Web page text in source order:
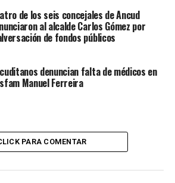
de los seis concejales de Ancud
al alcalde Carlos Gómez por
de fondos públicos
denuncian falta de médicos en
Manuel Ferreira
PARA COMENTAR